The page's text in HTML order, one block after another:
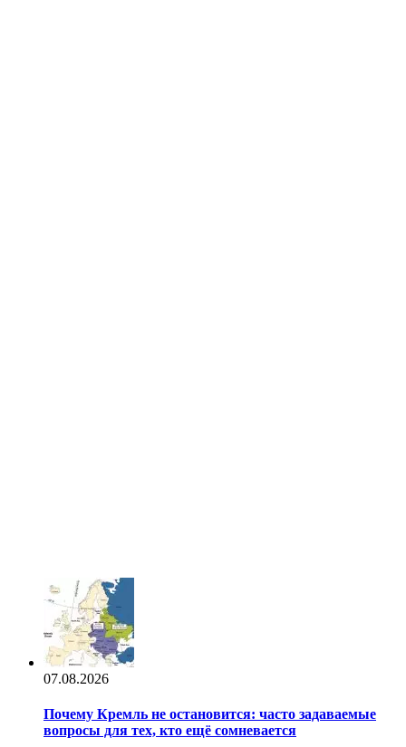
07.08.2026
Почему Кремль не остановится: часто задаваемые
вопросы для тех, кто ещё сомневается